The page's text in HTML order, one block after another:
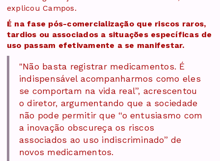
explicou Campos.
É na fase pós-comercialização que riscos raros,
tardios ou associados a situações específicas de
uso passam efetivamente a se manifestar.
"Não basta registrar medicamentos. É
indispensável acompanharmos como eles
se comportam na vida real”, acrescentou
o diretor, argumentando que a sociedade
não pode permitir que “o entusiasmo com
a inovação obscureça os riscos
associados ao uso indiscriminado” de
novos medicamentos.